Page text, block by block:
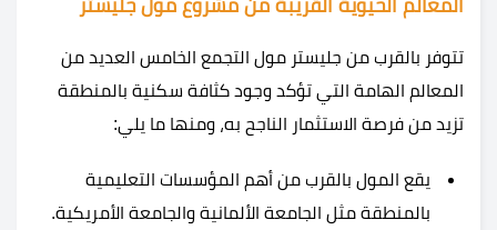
المعالم الحيوية القريبة من مشروع مول جليستر
تتوفر بالقرب من جليستر مول التجمع الخامس العديد من
المعالم الهامة التي تؤكد وجود كثافة سكنية بالمنطقة
تزيد من فرصة الاستثمار الناجح به، ومنها ما يلي:
يقع المول بالقرب من أهم المؤسسات التعليمية
بالمنطقة مثل الجامعة الألمانية والجامعة الأمريكية.